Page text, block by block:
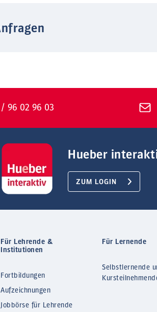
96 02 96 03
Hueber
ZUM LOGIN
Für Lehrende &
Institutionen
Fortbildungen
Aufzeichnungen
Jobbörse für Lehrende
Für Lernende
Selbstlernende